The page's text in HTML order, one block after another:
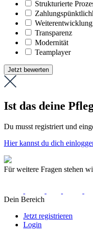
Strukturierte
Weiter­entwicklung
Transparenz
Modernität
Teamplayer
Jetzt bewerten
Ist das deine
Du musst registriert und
Hier kannst du dich
Für weitere Fragen stehen
Dein Bereich
Jetzt registrieren
Login